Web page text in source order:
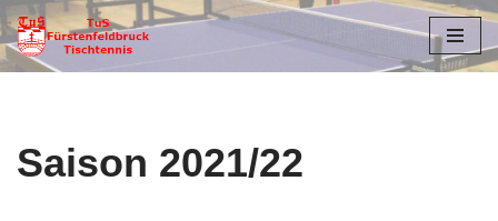
Zum
Saison 2021/22